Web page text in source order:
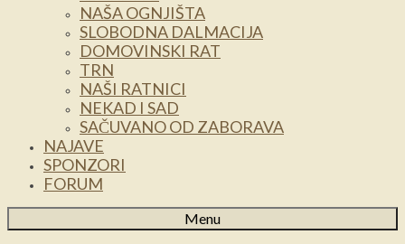
NAŠA OGNJIŠTA
SLOBODNA DALMACIJA
DOMOVINSKI RAT
TRN
NAŠI RATNICI
NEKAD I SAD
SAČUVANO OD ZABORAVA
NAJAVE
SPONZORI
FORUM
Menu